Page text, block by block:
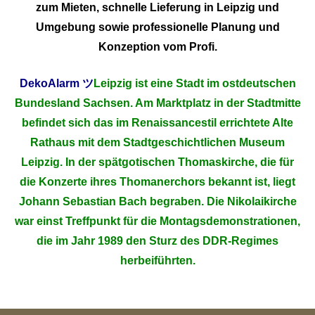
zum Mieten, schnelle Lieferung in Leipzig und
Umgebung sowie professionelle Planung und
Konzeption vom Profi.
DekoAlarm ツ Leipzig ist eine Stadt im ostdeutschen
Bundesland Sachsen. Am Marktplatz in der Stadtmitte
befindet sich das im Renaissancestil errichtete Alte
Rathaus mit dem Stadtgeschichtlichen Museum
Leipzig. In der spätgotischen Thomaskirche, die für
die Konzerte ihres Thomanerchors bekannt ist, liegt
Johann Sebastian Bach begraben. Die Nikolaikirche
war einst Treffpunkt für die Montagsdemonstrationen,
die im Jahr 1989 den Sturz des DDR-Regimes
herbeiführten.